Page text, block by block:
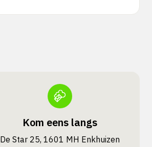
Kom eens langs
De Star 25, 1601 MH Enkhuizen